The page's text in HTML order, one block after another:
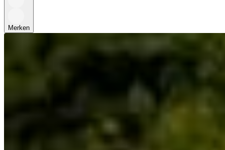
Merken